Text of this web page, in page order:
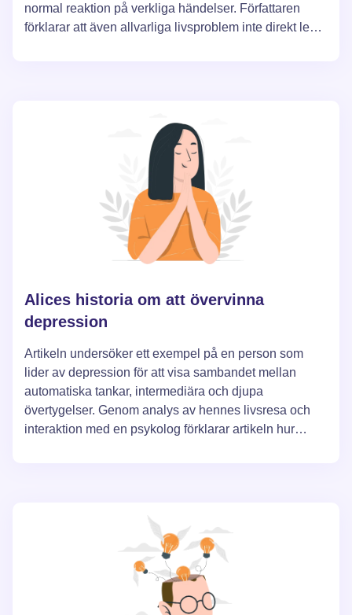
normal reaktion på verkliga händelser. Författaren
förklarar att även allvarliga livsproblem inte direkt leder
att separera den från naturlig sorg orsakad av
Alices historia om att övervinna
depression
Artikeln undersöker ett exempel på en person som
lider av depression för att visa sambandet mellan
automatiska tankar, intermediära och djupa
övertygelser. Genom analys av hennes livsresa och
interaktion med en psykolog förklarar artikeln hur